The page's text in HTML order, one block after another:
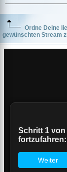
Ordne Deine
gewünschten Stream